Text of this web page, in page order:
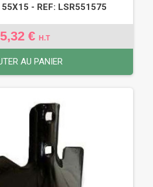
55X15 - REF: LSR551575
5,32 € H.T
AU PANIER